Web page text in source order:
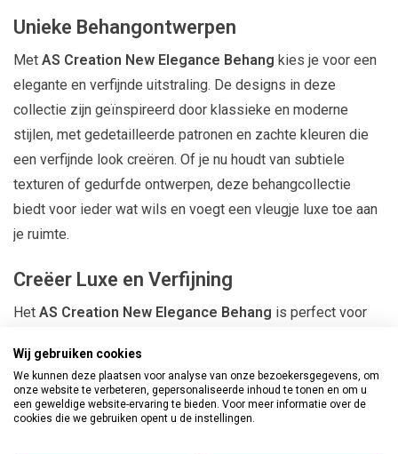
Unieke Behangontwerpen
Met AS Creation New Elegance Behang kies je voor een
elegante en verfijnde uitstraling. De designs in deze
collectie zijn geïnspireerd door klassieke en moderne
stijlen, met gedetailleerde patronen en zachte kleuren die
een verfijnde look creëren. Of je nu houdt van subtiele
texturen of gedurfde ontwerpen, deze behangcollectie
biedt voor ieder wat wils en voegt een vleugje luxe toe aan
je ruimte.
Creëer Luxe en Verfijning
Het AS Creation New Elegance Behang is perfect voor
voor het opfrissen van de woonkamer, slaapkamer of een
andere ruimte die een luxe uitstraling verdient. De
behangontwerpen brengen een warme, uitnodigende sfeer
Wij gebruiken cookies
We kunnen deze plaatsen voor analyse van onze bezoekersgegevens, om
onze website te verbeteren, gepersonaliseerde inhoud te tonen en om u
een geweldige website-ervaring te bieden. Voor meer informatie over de
cookies die we gebruiken opent u de instellingen.